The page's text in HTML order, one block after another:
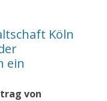
Köln
ein
von